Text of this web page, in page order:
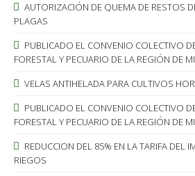
AUTORIZACIÓN DE QUEMA DE RESTOS
PLAGAS
PUBLICADO EL CONVENIO COLECTIVO
FORESTAL Y PECUARIO DE LA REGIÓN DE
VELAS ANTIHELADA PARA CULTIVOS
PUBLICADO EL CONVENIO COLECTIVO
FORESTAL Y PECUARIO DE LA REGIÓN DE
REDUCCION DEL 85% EN LA TARIFA DEL
RIEGOS